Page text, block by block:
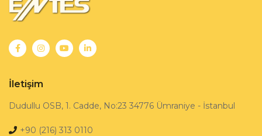
İletişim
Dudullu OSB, 1. Cadde, No:23 34776 Ümraniye - İstanbul
+90 (216) 313 0110